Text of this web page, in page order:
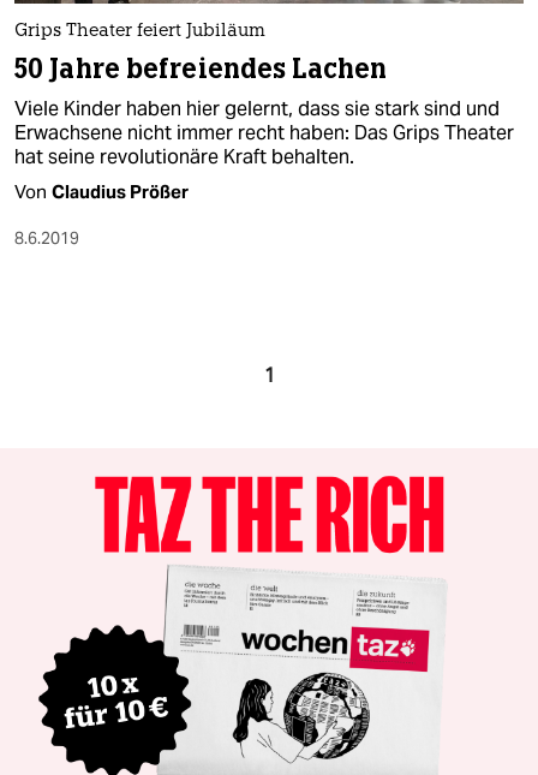
Grips Theater feiert Jubiläum
50 Jahre befreiendes Lachen
Viele Kinder haben hier gelernt, dass sie stark sind und
Erwachsene nicht immer recht haben: Das Grips Theater
hat seine revolutionäre Kraft behalten.
Von Claudius Prößer
8.6.2019
1